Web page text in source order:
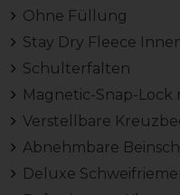
Ohne Füllung
Stay Dry Fleece
Schulterfalten
Magnetic-Snap-Lock
Verstellbare
Abnehmbare
Deluxe